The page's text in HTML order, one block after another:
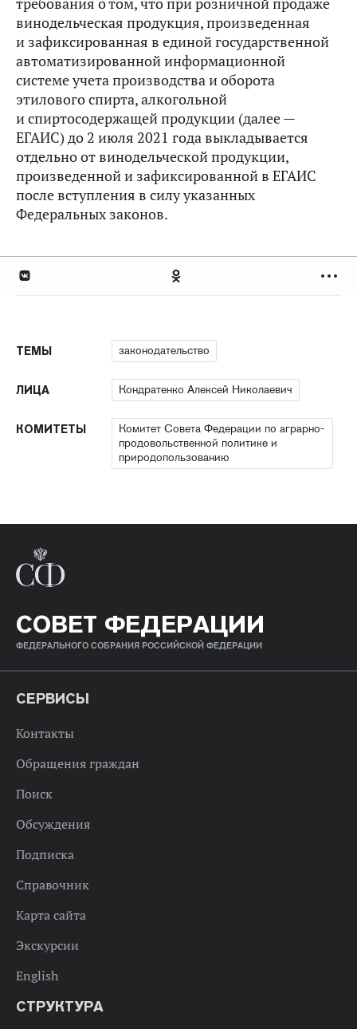
винодельческая продукция, произведенная
и зафиксированная в единой государственной
автоматизированной информационной
системе учета производства и оборота
этилового спирта, алкогольной
и спиртосодержащей продукции (далее —
ЕГАИС) до 2 июля 2021 года выкладывается
отдельно от винодельческой продукции,
произведенной и зафиксированной в ЕГАИС
после вступления в силу указанных
Федеральных законов.
ТЕМЫ законодательство
ЛИЦА Кондратенко Алексей Николаевич
КОМИТЕТЫ
Комитет Совета Федерации по аграрно-
продовольственной политике и
природопользованию
СОВЕТ ФЕДЕРАЦИИ
ФЕДЕРАЛЬНОГО СОБРАНИЯ РОССИЙСКОЙ ФЕДЕРАЦИИ
СЕРВИСЫ
Контакты
Обращения граждан
Поиск
Обсуждения
Подписка
Справочник
Карта сайта
Экскурсии
English
СТРУКТУРА